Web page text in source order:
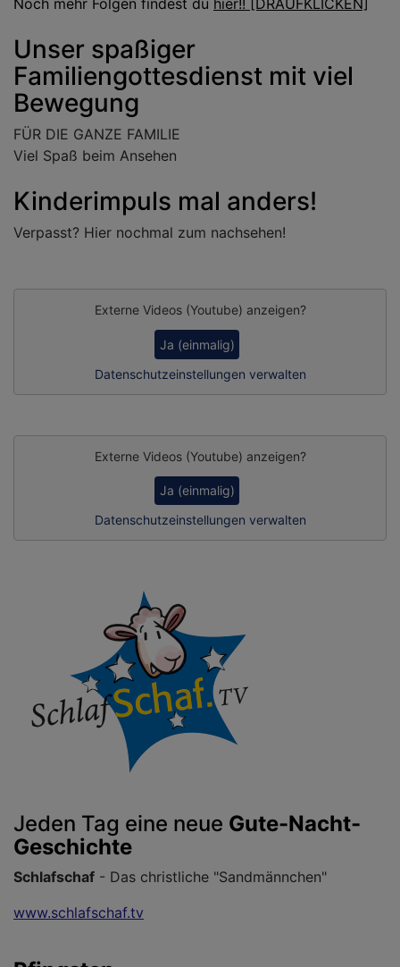
Noch mehr Folgen findest du hier!! [DRAUFKLICKEN]
Unser spaßiger
Familiengottesdienst mit viel
Bewegung
FÜR DIE GANZE FAMILIE
Viel Spaß beim Ansehen
Kinderimpuls mal anders!
Verpasst? Hier nochmal zum nachsehen!
Externe Videos (Youtube) anzeigen?
Ja (einmalig)
Datenschutzeinstellungen verwalten
Externe Videos (Youtube) anzeigen?
Ja (einmalig)
Datenschutzeinstellungen verwalten
Jeden Tag eine neue Gute-Nacht-
Geschichte
Schlafschaf - Das christliche "Sandmännchen"
www.schlafschaf.tv